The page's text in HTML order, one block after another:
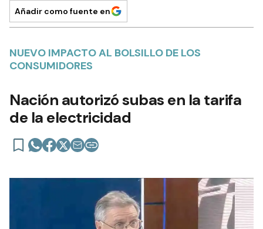
Añadir como fuente en
NUEVO IMPACTO AL BOLSILLO DE LOS
CONSUMIDORES
Nación autorizó subas en la tarifa
de la electricidad